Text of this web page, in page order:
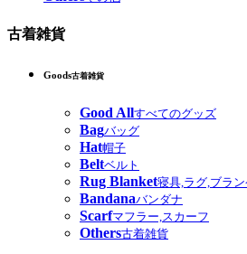
古着雑貨
Goods古着雑貨
Good Allすべてのグッズ
Bagバッグ
Hat帽子
Beltベルト
Rug Blanket寝具,ラグ,ブラン
Bandanaバンダナ
Scarfマフラー,スカーフ
Others古着雑貨